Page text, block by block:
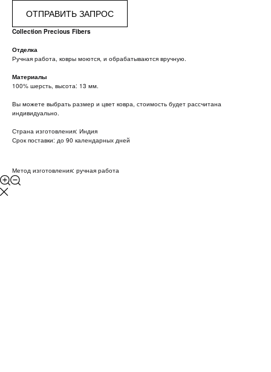
ОТПРАВИТЬ ЗАПРОС
Collection Precious Fibers
Отделка
Ручная работа, ковры моются, и обрабатываются вручную.
Материалы
100% шерсть, высота: 13 мм.
Вы можете выбрать размер и цвет ковра, стоимость будет рассчитана
индивидуально.
Страна изготовления: Индия
Срок поставки: до 90 календарных дней
Метод изготовления: ручная работа